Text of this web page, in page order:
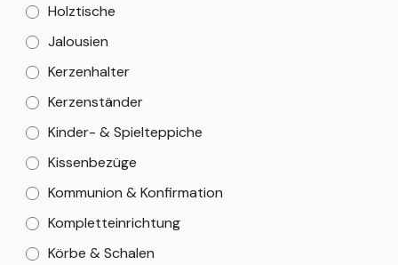
Holztische
Jalousien
Kerzenhalter
Kerzenständer
Kinder- & Spielteppiche
Kissenbezüge
Kommunion & Konfirmation
Kompletteinrichtung
Körbe & Schalen